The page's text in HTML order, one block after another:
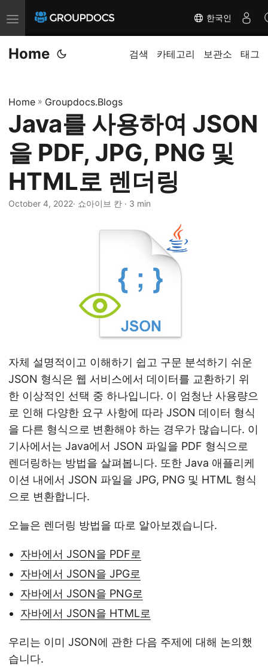
T
o
g
e
v
i
g
a
한국인
Home 검색 카테고리 보관소 태그
Home » Groupdocs.Blogs
Java를 사용하여 JSON
을 PDF, JPG, PNG 및
HTML로 렌더링
October 4, 2022· 쇼아이브 칸 · 3 min
자체 설명적이고 이해하기 쉽고 구문 분석하기 쉬운
JSON 형식은 웹 서비스에서 데이터를 교환하기 위
한 이상적인 선택 중 하나입니다. 이 엄청난 사용량으
로 인해 다양한 요구 사항에 따라 JSON 데이터 형식
을 다른 형식으로 변환해야 하는 경우가 많습니다. 이
기사에서는 Java에서 JSON 파일을 PDF 형식으로
렌더링하는 방법을 살펴봅니다. 또한 Java 애플리케
이션 내에서 JSON 파일을 JPG, PNG 및 HTML 형식
으로 변환합니다.
오늘은 렌더링 방법을 따로 알아보겠습니다.
자바에서 JSON을 PDF로
자바에서 JSON을 JPG로
자바에서 JSON을 PNG로
자바에서 JSON을 HTML로
우리는 이미 JSON에 관한 다음 주제에 대해 논의했
습니다.